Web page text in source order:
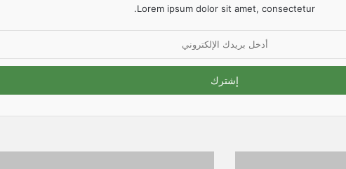
Lorem ipsum dolor sit amet, consectetur.